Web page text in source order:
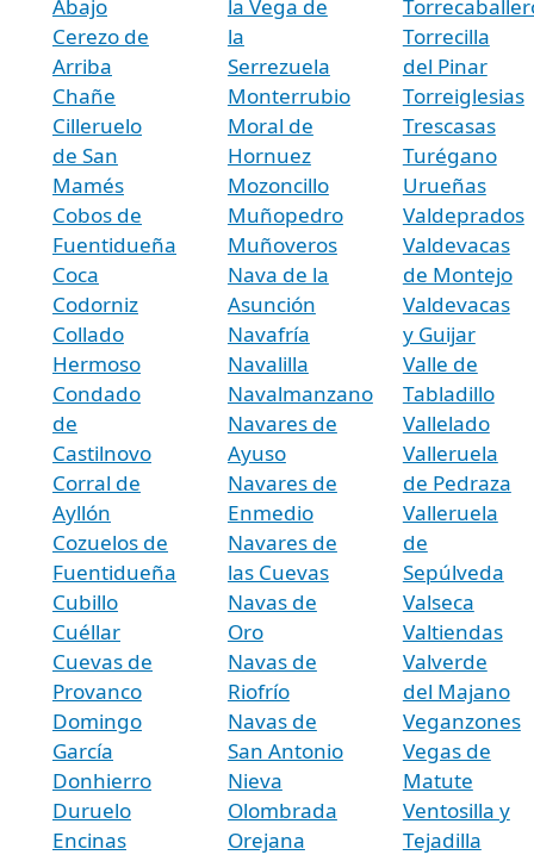
Abajo
Cerezo de
Arriba
Chañe
Cilleruelo
de San
Mamés
Cobos de
Fuentidueña
Coca
Codorniz
Collado
Hermoso
Condado
de
Castilnovo
Corral de
Ayllón
Cozuelos de
Fuentidueña
Cubillo
Cuéllar
Cuevas de
Provanco
Domingo
García
Donhierro
Duruelo
Encinas
la Vega de
la
Serrezuela
Monterrubio
Moral de
Hornuez
Mozoncillo
Muñopedro
Muñoveros
Nava de la
Asunción
Navafría
Navalilla
Navalmanzano
Navares de
Ayuso
Navares de
Enmedio
Navares de
las Cuevas
Navas de
Oro
Navas de
Riofrío
Navas de
San Antonio
Nieva
Olombrada
Orejana
Torrecilla
del Pinar
Torreiglesias
Trescasas
Turégano
Urueñas
Valdeprados
Valdevacas
de Montejo
Valdevacas
y Guijar
Valle de
Tabladillo
Vallelado
Valleruela
de Pedraza
Valleruela
de
Sepúlveda
Valseca
Valtiendas
Valverde
del Majano
Veganzones
Vegas de
Matute
Ventosilla y
Tejadilla